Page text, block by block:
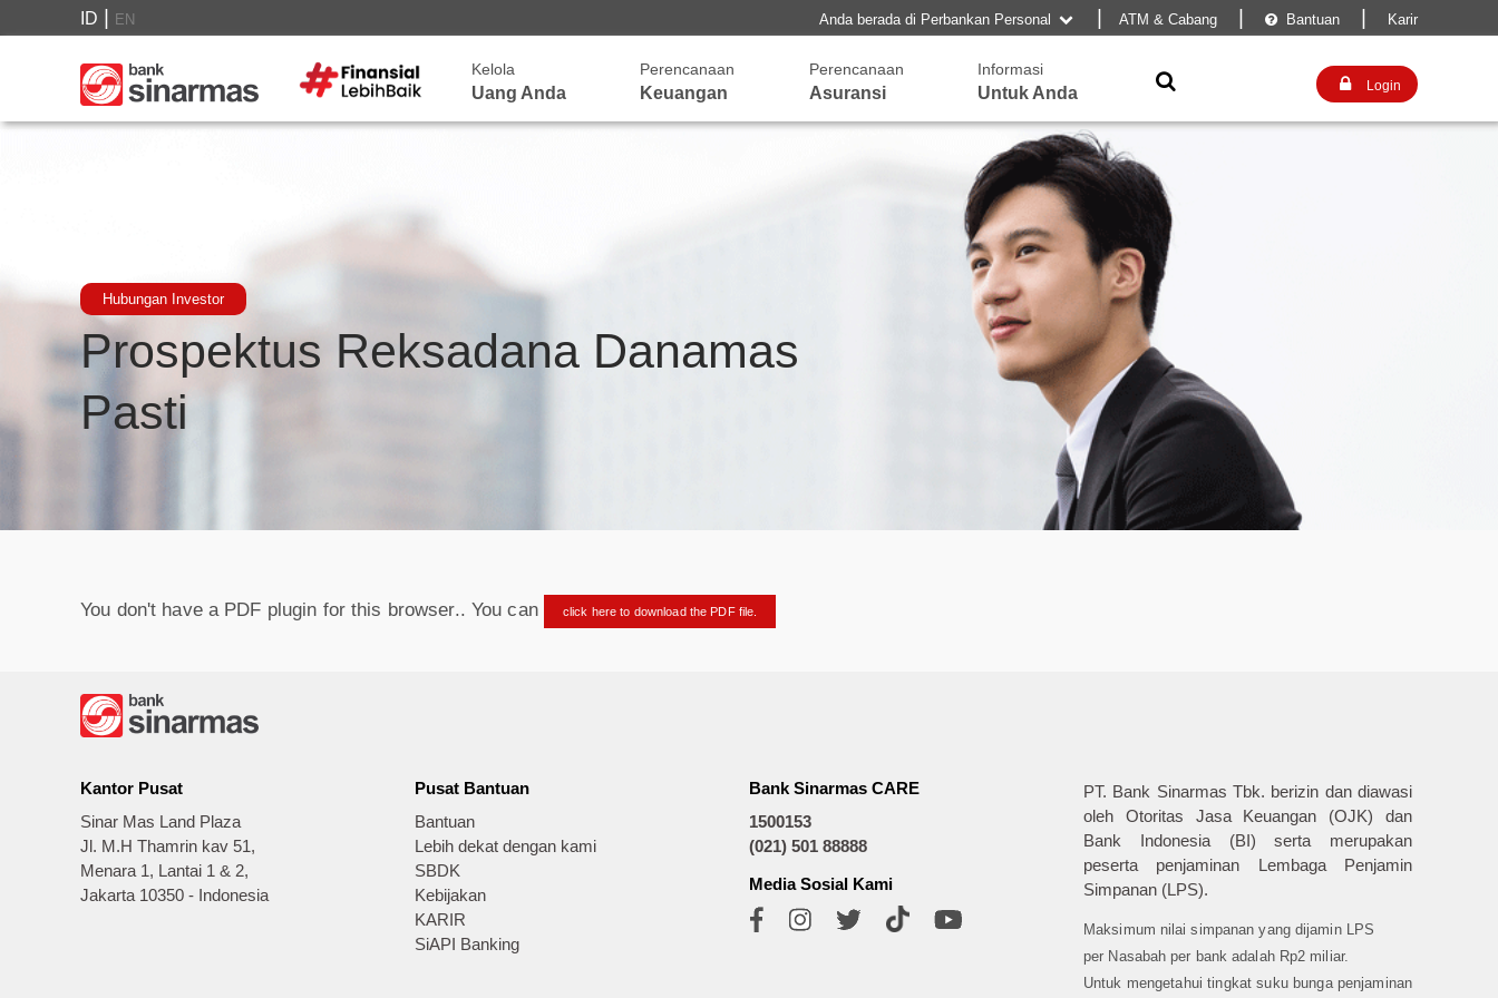
ID EN Anda berada di Perbankan Personal  |ATM & Cabang  Bantuan Karir
Kelola
Uang Anda
Perencanaan
Keuangan
Perencanaan
Asuransi
Informasi
Untuk Anda
  Login
Hubungan Investor
Prospektus Reksadana Danamas
Pasti
You don't have a PDF plugin for this browser.. You can click here to download the PDF file.
Kantor Pusat
Sinar Mas Land Plaza
Jl. M.H Thamrin kav 51,
Menara 1, Lantai 1 & 2,
Jakarta 10350 - Indonesia
Pusat Bantuan
Bantuan
Lebih dekat dengan kami
SBDK
Kebijakan
KARIR
SiAPI Banking
Bank Sinarmas CARE
1500153
(021) 501 88888
Media Sosial Kami
PT. Bank Sinarmas Tbk. berizin dan diawasi
oleh Otoritas Jasa Keuangan (OJK) dan
Bank Indonesia (BI) serta merupakan
peserta penjaminan Lembaga Penjamin
Simpanan (LPS).
Maksimum nilai simpanan yang dijamin LPS
per Nasabah per bank adalah Rp2 miliar.
Untuk mengetahui tingkat suku bunga penjaminan